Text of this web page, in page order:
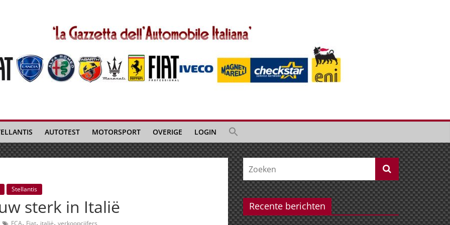
AUTOTEST MOTORSPORT OVERIGE LOGIN
Stellantis
sterk in Italië
FCA, Fiat, italië, verkoopcijfers
Recente berichten